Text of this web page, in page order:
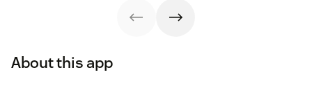
About this app